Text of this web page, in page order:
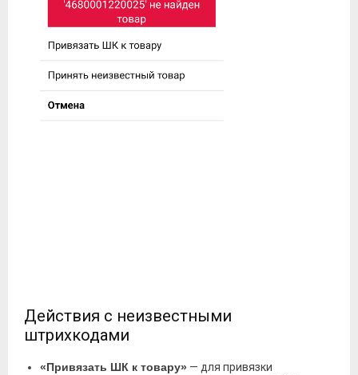
Действия с неизвестными
штрихкодами
«Привязать ШК к товару» — для привязки